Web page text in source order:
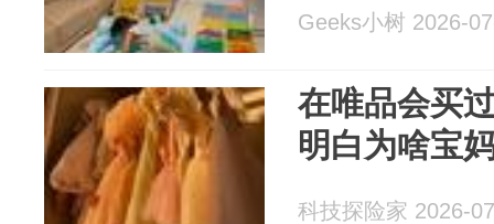
Geeks小树 2026-
在唯品会买
明白为啥宝
科技探险家 2026-